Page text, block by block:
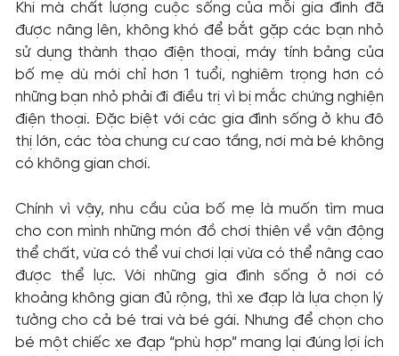
Khi mà chất lượng cuộc sống của mỗi gia đình đã
được nâng lên, không khó để bắt gặp các bạn nhỏ
sử dụng thành thạo điện thoại, máy tính bảng của
bố mẹ dù mới chỉ hơn 1 tuổi, nghiêm trọng hơn có
những bạn nhỏ phải đi điều trị vì bị mắc chứng nghiện
điện thoại. Đặc biệt với các gia đình sống ở khu đô
thị lớn, các tòa chung cư cao tầng, nơi mà bé không
có không gian chơi.
Chính vì vậy, nhu cầu của bố mẹ là muốn tìm mua
cho con mình những món đồ chơi thiên về vận động
thể chất, vừa có thể vui chơi lại vừa có thể nâng cao
được thể lực. Với những gia đình sống ở nơi có
khoảng không gian đủ rộng, thì xe đạp là lựa chọn lý
tưởng cho cả bé trai và bé gái. Nhưng để chọn cho
bé một chiếc xe đạp “phù hợp” mang lại đúng lợi ích